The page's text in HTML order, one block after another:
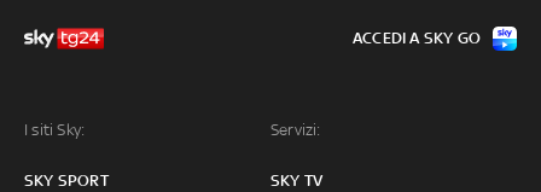
I siti Sky:
SKY SPORT
Servizi:
SKY TV
ACCEDI A SKY GO